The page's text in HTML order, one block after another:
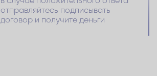
отправляйтесь подписывать
договор и получите деньги